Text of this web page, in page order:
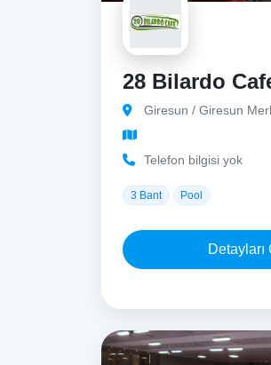
28 Bilardo
Giresun / Giresun
Telefon bilgisi yok
3 Bant Pool
Detayları